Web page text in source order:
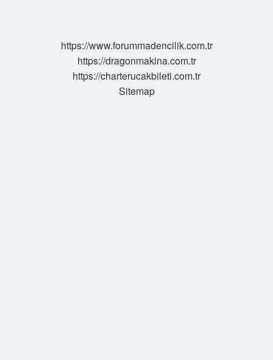
https://www.forummadencilik.com.tr
https://dragonmakina.com.tr
https://charterucakbileti.com.tr
Sitemap